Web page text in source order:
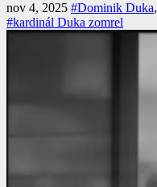
nov 4, 2025 #Dominik Duka,
#kardinál Duka zomrel